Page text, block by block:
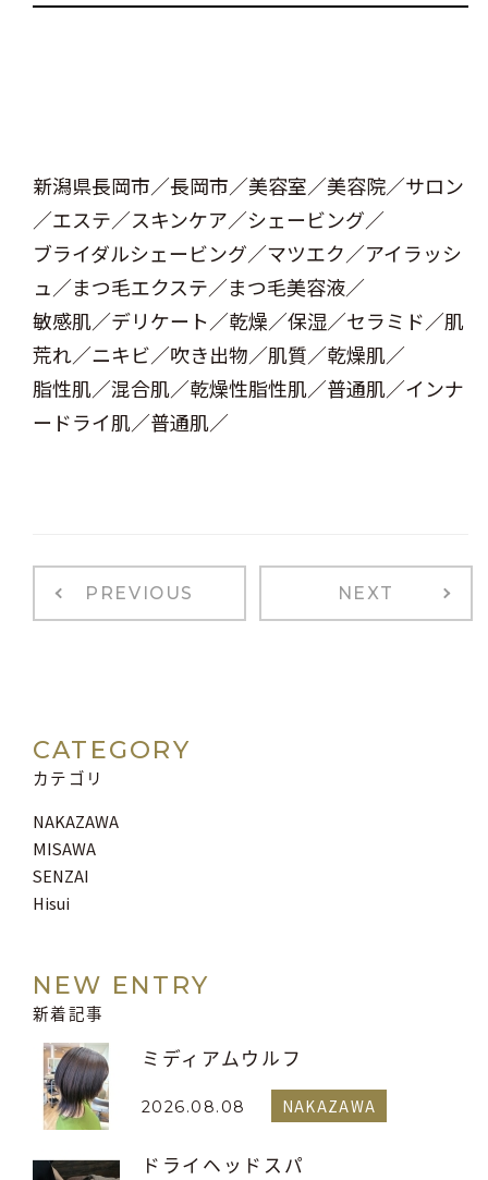
新潟県長岡市／長岡市／美容室／美容院／サロン
／エステ／スキンケア／シェービング／
ブライダルシェービング／マツエク／アイラッシ
ュ／まつ毛エクステ／まつ毛美容液／
敏感肌／デリケート／乾燥／保湿／セラミド／肌
荒れ／ニキビ／吹き出物／肌質／乾燥肌／
脂性肌／混合肌／乾燥性脂性肌／普通肌／インナ
ードライ肌／普通肌／
PREVIOUS NEXT
CATEGORY
カテゴリ
NAKAZAWA
MISAWA
SENZAI
Hisui
NEW ENTRY
新着記事
ミディアムウルフ
2026.08.08 NAKAZAWA
ドライヘッドスパ